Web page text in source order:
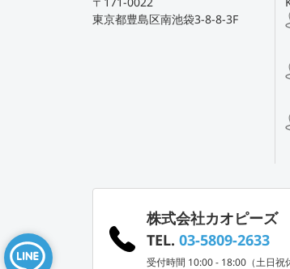
東京都豊島区南池袋3-8-8-3F
株式会社カオピーズ
TEL. 03-5809-2633
受付時間 10:00 - 18:00（土日祝